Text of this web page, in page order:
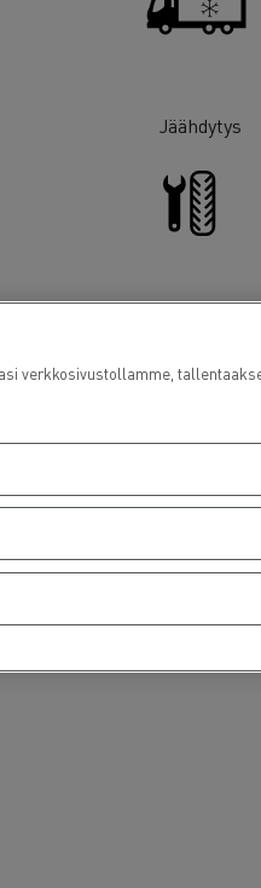
Jäähdytys
verkkosivustollamme,